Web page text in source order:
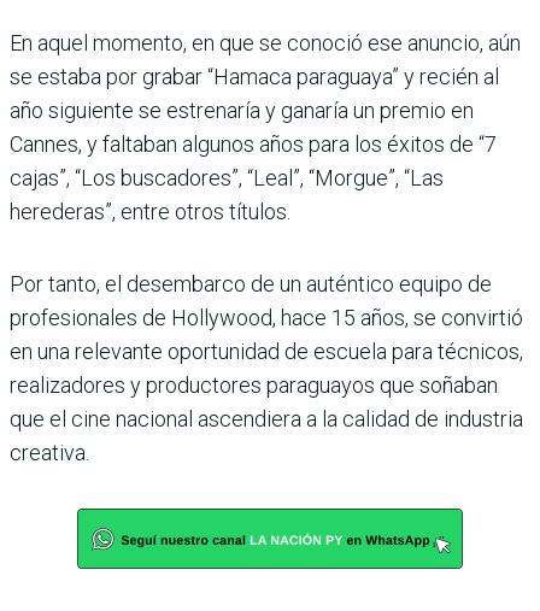
En aquel momento, en que se conoció ese anuncio, aún
se estaba por grabar “Hamaca paraguaya” y recién al
año siguiente se estrenaría y ganaría un premio en
Cannes, y faltaban algunos años para los éxitos de “7
cajas”, “Los buscadores”, “Leal”, “Morgue”, “Las
herederas”, entre otros títulos.
Por tanto, el desembarco de un auténtico equipo de
profesionales de Hollywood, hace 15 años, se convirtió
en una relevante oportunidad de escuela para técnicos,
realizadores y productores paraguayos que soñaban
que el cine nacional ascendiera a la calidad de industria
creativa.